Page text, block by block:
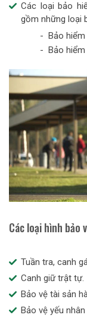
Các loại bảo
gồm những loại
- Bảo hiểm
- Bảo hiểm
Các loại hình bảo
Tuần tra, canh
Canh giữ trật tự.
Bảo vệ tài sản
Bảo vệ yếu